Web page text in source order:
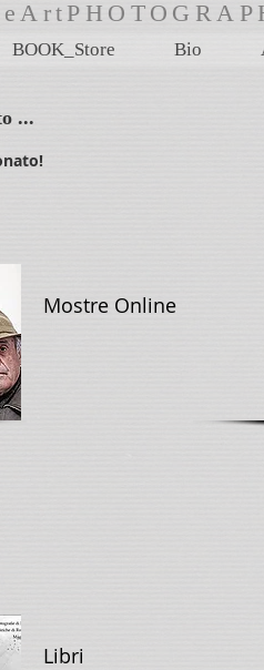
BOOK_Store Bio
...
Mostre Online
Libri